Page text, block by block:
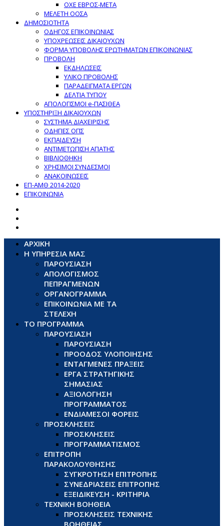
ΟΧΕ ΕΒΡΟΣ-ΜΕΤΑ
ΜΕΛΕΤΗ ΟΟΣΑ
ΔΗΜΟΣΙΟΤΗΤΑ
ΟΔΗΓΟΣ ΕΠΙΚΟΙΝΩΝΙΑΣ
ΥΠΟΧΡΕΩΣΕΙΣ ΔΙΚΑΙΟΥΧΩΝ
ΦΟΡΜΑ ΥΠΟΒΟΛΗΣ ΕΡΩΤΗΜΑΤΩΝ ΕΠΙΚΟΙΝΩΝΙΑΣ
ΠΡΟΒΟΛΗ
ΕΚΔΗΛΩΣΕΙΣ
ΥΛΙΚΟ ΠΡΟΒΟΛΗΣ
ΠΑΡΑΔΕΙΓΜΑΤΑ ΕΡΓΩΝ
ΔΕΛΤΙΑ ΤΥΠΟΥ
ΑΠΟΛΟΓΙΣΜΟΙ e-ΠΑΣΙΘΕΑ
ΥΠΟΣΤΗΡΙΞΗ ΔΙΚΑΙΟΥΧΩΝ
ΣΥΣΤΗΜΑ ΔΙΑΧΕΙΡΙΣΗΣ
ΟΔΗΓΙΕΣ ΟΠΣ
ΕΚΠΑΙΔΕΥΣΗ
ΑΝΤΙΜΕΤΩΠΙΣΗ ΑΠΑΤΗΣ
ΒΙΒΛΙΟΘΗΚΗ
ΧΡΗΣΙΜΟΙ ΣΥΝΔΕΣΜΟΙ
ΑΝΑΚΟΙΝΩΣΕΙΣ
ΕΠ-ΑΜΘ 2014-2020
ΕΠΙΚΟΙΝΩΝΙΑ
ΑΡΧΙΚΗ
Η ΥΠΗΡΕΣΙΑ ΜΑΣ
ΠΑΡΟΥΣΙΑΣΗ
ΑΠΟΛΟΓΙΣΜΟΣ
ΠΕΠΡΑΓΜΕΝΩΝ
ΟΡΓΑΝΟΓΡΑΜΜΑ
ΕΠΙΚΟΙΝΩΝΙΑ ΜΕ ΤΑ
ΣΤΕΛΕΧΗ
ΤΟ ΠΡΟΓΡΑΜΜΑ
ΠΑΡΟΥΣΙΑΣΗ
ΠΑΡΟΥΣΙΑΣΗ
ΠΡΟΟΔΟΣ ΥΛΟΠΟΙΗΣΗΣ
ΕΝΤΑΓΜΕΝΕΣ ΠΡΑΞΕΙΣ
ΕΡΓΑ ΣΤΡΑΤΗΓΙΚΗΣ
ΣΗΜΑΣΙΑΣ
ΑΞΙΟΛΟΓΗΣΗ
ΠΡΟΓΡΑΜΜΑΤΟΣ
ΕΝΔΙΑΜΕΣΟΙ ΦΟΡΕΙΣ
ΠΡΟΣΚΛΗΣΕΙΣ
ΠΡΟΣΚΛΗΣΕΙΣ
ΠΡΟΓΡΑΜΜΑΤΙΣΜΟΣ
ΕΠΙΤΡΟΠΗ
ΠΑΡΑΚΟΛΟΥΘΗΣΗΣ
ΣΥΓΚΡΟΤΗΣΗ ΕΠΙΤΡΟΠΗΣ
ΣΥΝΕΔΡΙΑΣΕΙΣ ΕΠΙΤΡΟΠΗΣ
ΕΞΕΙΔΙΚΕΥΣΗ - ΚΡΙΤΗΡΙΑ
ΤΕΧΝΙΚΗ ΒΟΗΘΕΙΑ
ΠΡΟΣΚΛΗΣΕΙΣ ΤΕΧΝΙΚΗΣ
ΒΟΗΘΕΙΑΣ